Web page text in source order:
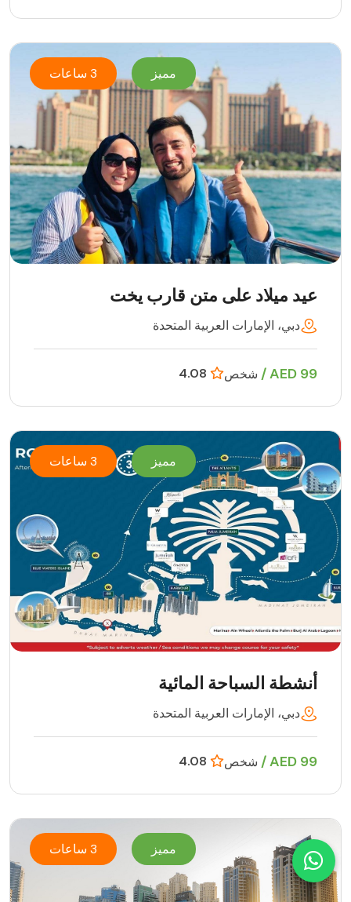
مميز 3 ساعات
عيد ميلاد على متن قارب يخت
دبي، الإمارات العربية المتحدة
99 AED / شخص
مميز 3 ساعات
أنشطة السباحة المائية
دبي، الإمارات العربية المتحدة
99 AED / شخص
مميز 3 ساعات